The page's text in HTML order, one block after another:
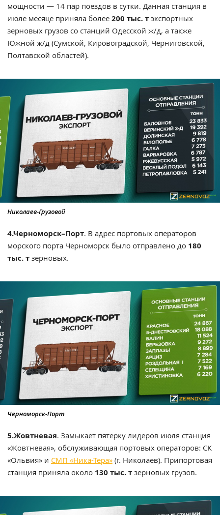
мощности — 14 пар поездов в сутки. Данная станция в
июле месяце приняла более 200 тыс. т экспортных
зерновых грузов со станций Одесской ж/д, а также
Южной ж/д (Сумской, Кировоградской, Черниговской,
Полтавской областей).
Николаев-Грузовой
4.Черноморск–Порт. В адрес портовых операторов
морского порта Черноморск было отправлено до 180
тыс. т зерновых.
Черноморск-Порт
5.Жовтневая. Замыкает пятерку лидеров июля станция
«Жовтневая», обслуживающая портовых операторов: СК
«Ольвия» и СМП «Ника-Тера» (г. Николаев). Припортовая
станция приняла около 130 тыс. т зерновых грузов.